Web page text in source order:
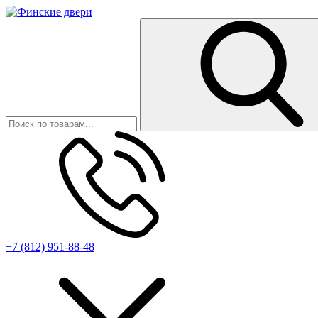
+7 (812) 951-88-48